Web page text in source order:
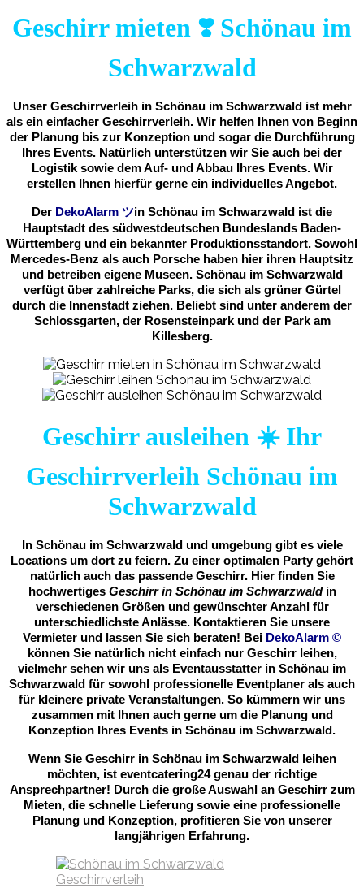
Geschirr mieten ❣️ Schönau im
Schwarzwald
Unser Geschirrverleih in Schönau im Schwarzwald ist mehr
als ein einfacher Geschirrverleih. Wir helfen Ihnen von Beginn
der Planung bis zur Konzeption und sogar die Durchführung
Ihres Events. Natürlich unterstützen wir Sie auch bei der
Logistik sowie dem Auf- und Abbau Ihres Events. Wir
erstellen Ihnen hierfür gerne ein individuelles Angebot.
Der DekoAlarm ツin Schönau im Schwarzwald ist die
Hauptstadt des südwestdeutschen Bundeslands Baden-
Württemberg und ein bekannter Produktionsstandort. Sowohl
Mercedes-Benz als auch Porsche haben hier ihren Hauptsitz
und betreiben eigene Museen. Schönau im Schwarzwald
verfügt über zahlreiche Parks, die sich als grüner Gürtel
durch die Innenstadt ziehen. Beliebt sind unter anderem der
Schlossgarten, der Rosensteinpark und der Park am
Killesberg.
Geschirr ausleihen ☀️ Ihr
Geschirrverleih Schönau im
Schwarzwald
In Schönau im Schwarzwald und umgebung gibt es viele
Locations um dort zu feiern. Zu einer optimalen Party gehört
natürlich auch das passende Geschirr. Hier finden Sie
hochwertiges Geschirr in Schönau im Schwarzwaldin
verschiedenen Größen und gewünschter Anzahl für
unterschiedlichste Anlässe. Kontaktieren Sie unsere
Vermieter und lassen Sie sich beraten! Bei DekoAlarm ©
können Sie natürlich nicht einfach nur Geschirr leihen,
vielmehr sehen wir uns als Eventausstatter in Schönau im
Schwarzwald für sowohl professionelle Eventplaner als auch
für kleinere private Veranstaltungen. So kümmern wir uns
zusammen mit Ihnen auch gerne um die Planung und
Konzeption Ihres Events in Schönau im Schwarzwald.
Wenn Sie Geschirr in Schönau im Schwarzwald leihen
möchten, ist eventcatering24 genau der richtige
Ansprechpartner! Durch die große Auswahl an Geschirr zum
Mieten, die schnelle Lieferung sowie eine professionelle
Planung und Konzeption, profitieren Sie von unserer
langjährigen Erfahrung.